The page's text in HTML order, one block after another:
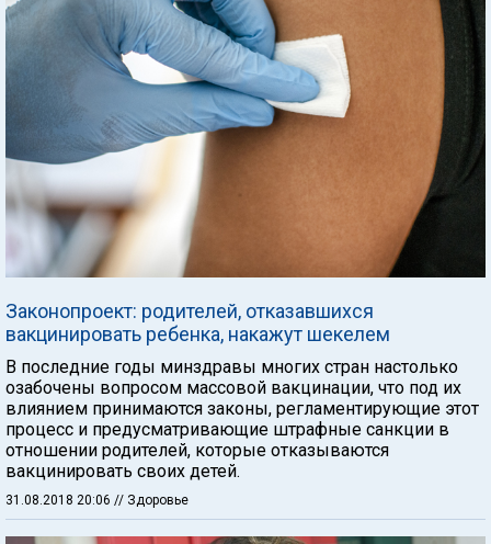
Законопроект: родителей, отказавшихся
вакцинировать ребенка, накажут шекелем
В последние годы минздравы многих стран настолько
озабочены вопросом массовой вакцинации, что под их
влиянием принимаются законы, регламентирующие этот
процесс и предусматривающие штрафные санкции в
отношении родителей, которые отказываются
вакцинировать своих детей.
31.08.2018 20:06 // Здоровье